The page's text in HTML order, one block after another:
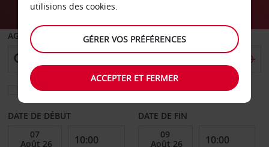
AGENCE DE DÉPART
Sélectionnez une autre agence de retour
DATE DE DÉBUT DATE DE FIN
utilisions des cookies.
GÉRER VOS PRÉFÉRENCES
ACCEPTER ET FERMER